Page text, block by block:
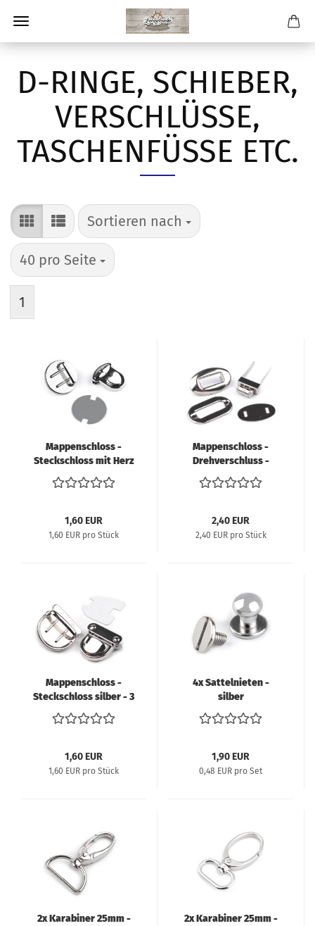
D-RINGE, SCHIEBER,
VERSCHLÜSSE,
TASCHENFÜSSE ETC.
Sortieren nach
Sortieren nach
40 pro Seite
pro Seite
1
Mappenschloss -
Steckschloss mit Herz
- silber
1,60 EUR
1,60 EUR pro Stück
Mappenschloss -
Drehverschluss -
silber
2,40 EUR
2,40 EUR pro Stück
Mappenschloss -
Steckschloss silber - 3
teilig
1,60 EUR
1,60 EUR pro Stück
4x Sattelnieten -
silber
1,90 EUR
0,48 EUR pro Set
2x Karabiner 25mm -
2x Karabiner 25mm -